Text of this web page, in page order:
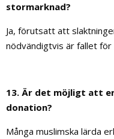
stormarknad?
Ja, förutsatt att
nödvändigtvis är fallet
13. Är det möjligt att
donation?
Många muslimska lärda